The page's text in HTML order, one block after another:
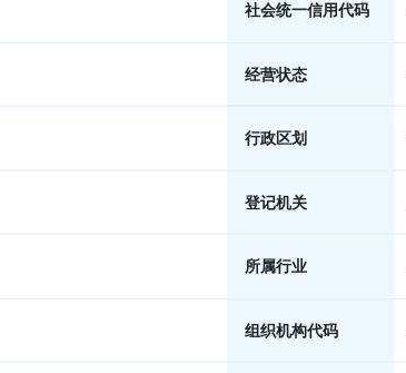
社会统一信用代码
经营状态
行政区划
登记机关
所属行业
组织机构代码